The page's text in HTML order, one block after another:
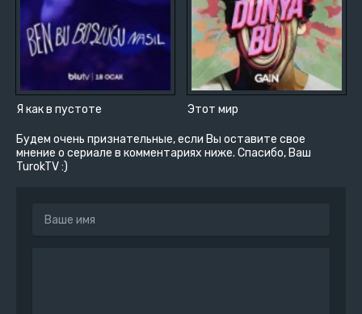
Я как в пустоте Этот мир
Будем очень признательные, если Вы оставите свое
мнение о сериале в комментариях ниже. Спасибо, Ваш
TurokTV :)